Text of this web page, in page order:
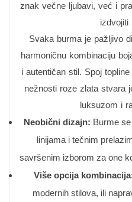
znak večne ljubavi, već i
izdvojiti
Svaka burma je pažljivo
harmoničnu kombinaciju
i autentičan stil. Spoj
nežnosti roze zlata stvara
luksuzom i
Neobični dizajn: Burme
linijama i tečnim
savršenim izborom za one
Više opcija
modernih stilova, ili